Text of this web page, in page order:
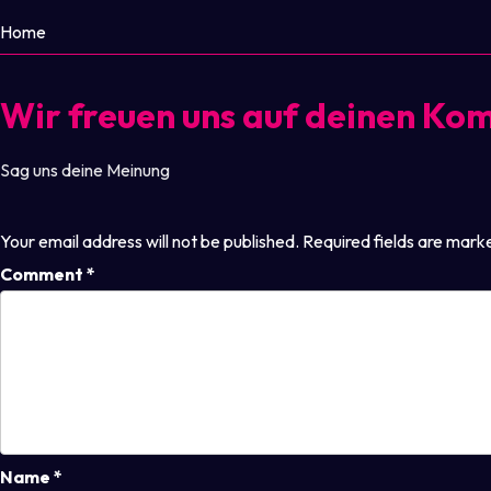
Home
Wir freuen uns auf deinen
Sag uns deine Meinung
Your email address will not be published. Required fields are
Comment *
Name *